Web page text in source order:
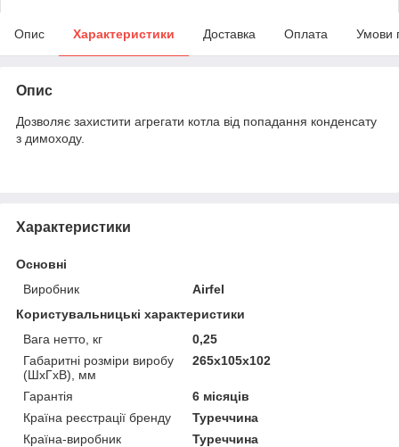
Опис Характеристики Доставка Оплата Умови
Опис
Дозволяє захистити агрегати котла від попадання конденсату
з димоходу.
Характеристики
Основні
Виробник
Airfel
Користувальницькі характеристики
Вага нетто, кг
0,25
Габаритні розміри виробу
(ШхГхВ), мм
265х105х102
Гарантія
6 місяців
Країна реєстрації бренду
Туреччина
Країна-виробник
Туреччина